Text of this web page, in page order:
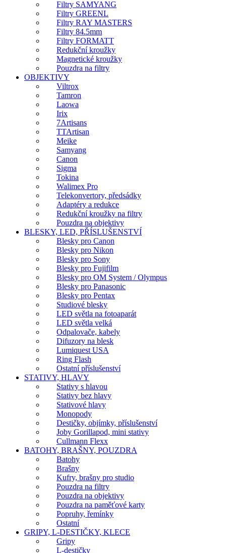
Filtry SAMYANG
Filtry GREENL
Filtry RAY MASTERS
Filtry 84.5mm
Filtry FORMATT
Redukční kroužky
Magnetické kroužky
Pouzdra na filtry
OBJEKTIVY
Viltrox
Tamron
Laowa
Irix
7Artisans
TTArtisan
Meike
Samyang
Canon
Sigma
Tokina
Walimex Pro
Telekonvertory, předsádky
Adaptéry a redukce
Redukční kroužky na filtry
Pouzdra na objektivy
BLESKY, LED, PŘÍSLUŠENSTVÍ
Blesky pro Canon
Blesky pro Nikon
Blesky pro Sony
Blesky pro Fujifilm
Blesky pro OM System / Olympus
Blesky pro Panasonic
Blesky pro Pentax
Studiové blesky
LED světla na fotoaparát
LED světla velká
Odpalovače, kabely
Difuzory na blesk
Lumiquest USA
Ring Flash
Ostatní příslušenství
STATIVY, HLAVY
Stativy s hlavou
Stativy bez hlavy
Stativové hlavy
Monopody
Destičky, objímky, příslušenství
Joby Gorillapod, mini stativy
Cullmann Flexx
BATOHY, BRAŠNY, POUZDRA
Batohy
Brašny
Kufry, brašny pro studio
Pouzdra na filtry
Pouzdra na objektivy
Pouzdra na paměťové karty
Popruhy, řemínky
Ostatní
GRIPY, L-DESTIČKY, KLECE
Gripy
L-destičky